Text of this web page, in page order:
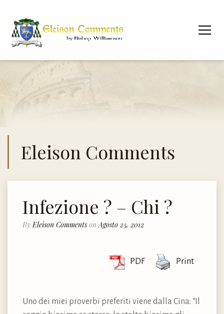
Eleison Comments
Infezione ? – Chi ?
By Eleison Comments on Agosto 25, 2012
PDF Print
Uno dei miei proverbi preferiti viene dalla Cina: “Il